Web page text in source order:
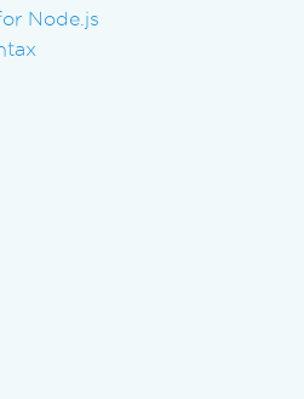
Node.js